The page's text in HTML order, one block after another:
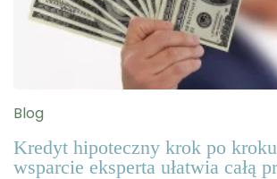
Blog
Kredyt hipoteczny krok po
wsparcie eksperta ułatwia całą